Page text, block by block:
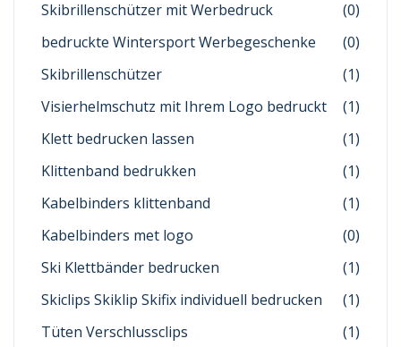
Skibrillenschützer mit Werbedruck
(0)
bedruckte Wintersport Werbegeschenke
(0)
Skibrillenschützer
(1)
Visierhelmschutz mit Ihrem Logo bedruckt
(1)
Klett bedrucken lassen
(1)
Klittenband bedrukken
(1)
Kabelbinders klittenband
(1)
Kabelbinders met logo
(0)
Ski Klettbänder bedrucken
(1)
Skiclips Skiklip Skifix individuell bedrucken
(1)
Tüten Verschlussclips
(1)